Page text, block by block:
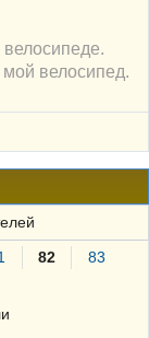
велосипед.
82
83